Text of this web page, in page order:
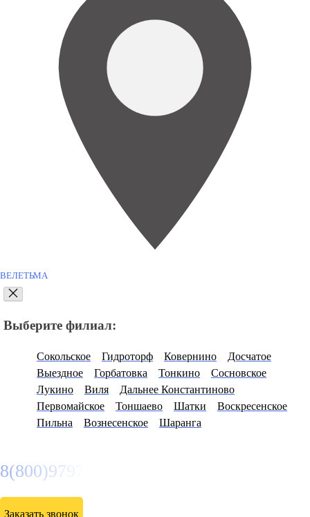
ВЕЛЕТЬМА
Выберите филиал:
Сокольское Гидроторф Ковернино
Досчатое
Выездное
Горбатовка Тонкино
Сосновское
Лукино
Виля
Дальнее Константиново
Первомайское
Тоншаево Шатки
Воскресенское
Пильна
Вознесенское Шаранга
8(800)9797043
Заказать звонок